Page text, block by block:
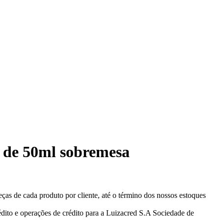
50ml sobremesa
de cada produto por cliente, até o término dos nossos estoques
e operações de crédito para a Luizacred S.A Sociedade de